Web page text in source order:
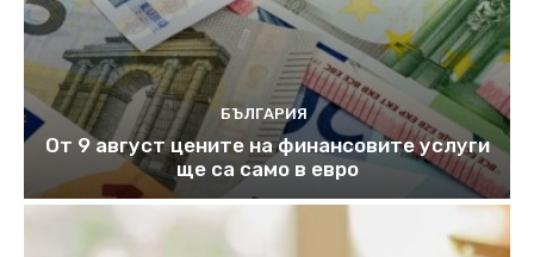
БЪЛГАРИЯ
От 9 август цените на финансовите услуги
ще са само в евро